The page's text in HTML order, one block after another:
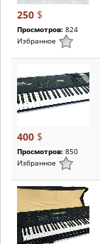
250 $
Просмотров: 824
Избранное
400 $
Просмотров: 850
Избранное